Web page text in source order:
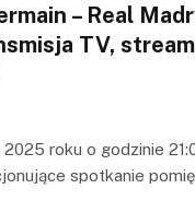
– Real
TV,
roku o godzinie
spotkanie